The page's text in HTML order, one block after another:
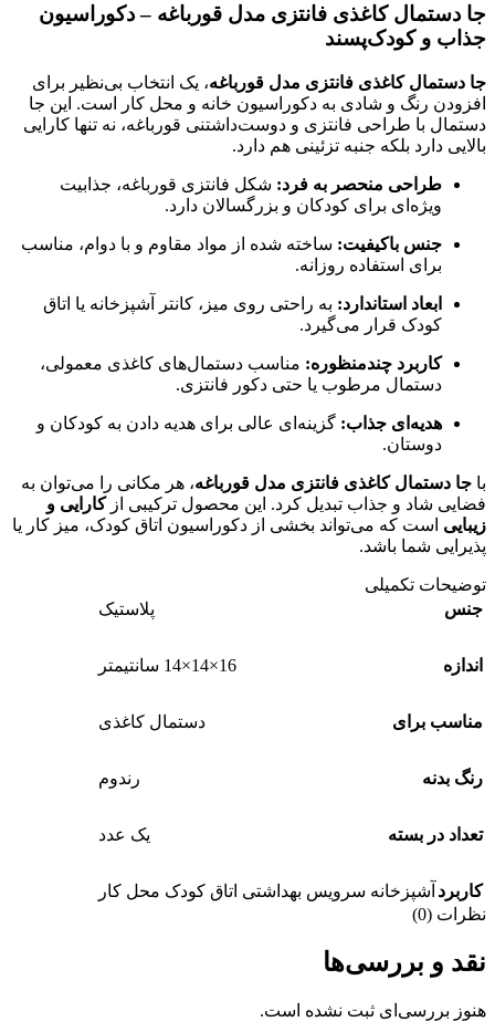
جا دستمال کاغذی فانتزی مدل قورباغه – دکوراسیون
جذاب و کودک‌پسند
جا دستمال کاغذی فانتزی مدل قورباغه، یک انتخاب بی‌نظیر برای
افزودن رنگ و شادی به دکوراسیون خانه و محل کار است. این جا
دستمال با طراحی فانتزی و دوست‌داشتنی قورباغه، نه تنها کارایی
بالایی دارد بلکه جنبه تزئینی هم دارد.
طراحی منحصر به فرد: شکل فانتزی قورباغه، جذابیت
ویژه‌ای برای کودکان و بزرگسالان دارد.
جنس باکیفیت: ساخته شده از مواد مقاوم و با دوام، مناسب
برای استفاده روزانه.
ابعاد استاندارد: به راحتی روی میز، کانتر آشپزخانه یا اتاق
کودک قرار می‌گیرد.
کاربرد چندمنظوره: مناسب دستمال‌های کاغذی معمولی،
دستمال مرطوب یا حتی دکور فانتزی.
هدیه‌ای جذاب: گزینه‌ای عالی برای هدیه دادن به کودکان و
دوستان.
با جا دستمال کاغذی فانتزی مدل قورباغه، هر مکانی را می‌توان به
فضایی شاد و جذاب تبدیل کرد. این محصول ترکیبی ازکارایی و
زیبایی است که می‌تواند بخشی از دکوراسیون اتاق کودک، میز کار یا
پذیرایی شما باشد.
توضیحات تکمیلی
جنس
پلاستیک
اندازه 16×14×14 سانتیمتر
مناسب برای دستمال کاغذی
رنگ بدنه رندوم
تعداد در بسته یک عدد
کاربرد آشپزخانه سرویس بهداشتی اتاق کودک محل کار
نظرات (0)
نقد و بررسی‌ها
هنوز بررسی‌ای ثبت نشده است.